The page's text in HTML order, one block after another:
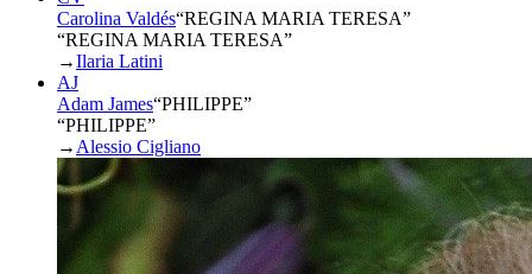
Carolina Valdés“REGINA MARIA TERESA”
“REGINA MARIA TERESA”
→Ilaria Latini
AJ
Adam James“PHILIPPE”
“PHILIPPE”
→ Alessio Cigliano